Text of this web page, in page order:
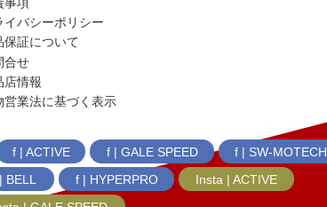
イバシーポリシー
保証について
合せ
店情報
営業法に基づく表示
f | ACTIVE f | GALE SPEED
f | SW-MOTECH
BELL
f | HYPERPRO
Insta | ACTIVE